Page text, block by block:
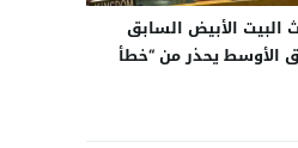
البيت الأبيض السابق
الأوسط يحذر من “خطأ